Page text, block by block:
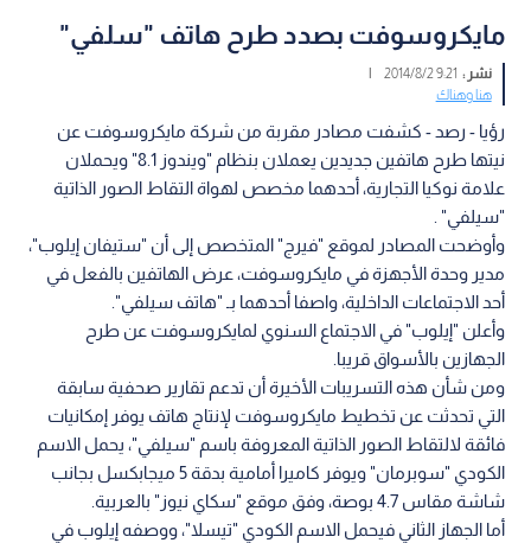
مايكروسوفت بصدد طرح هاتف "سلفي"
نشر : 9:21 2014/8/2
|
هنا وهناك
رؤيا - رصد - كشفت مصادر مقربة من شركة مايكروسوفت عن
نيتها طرح هاتفين جديدين يعملان بنظام "ويندوز 8.1" ويحملان
علامة نوكيا التجارية، أحدهما مخصص لهواة التقاط الصور الذاتية
"سيلفي" .
وأوضحت المصادر لموقع "فيرج" المتخصص إلى أن "ستيفان إيلوب"،
مدير وحدة الأجهزة في مايكروسوفت، عرض الهاتفين بالفعل في
أحد الاجتماعات الداخلية، واصفا أحدهما بـ "هاتف سيلفي".
وأعلن "إيلوب" في الاجتماع السنوي لمايكروسوفت عن طرح
الجهازين بالأسواق قريبا.
ومن شأن هذه التسريبات الأخيرة أن تدعم تقارير صحفية سابقة
التي تحدثت عن تخطيط مايكروسوفت لإنتاج هاتف يوفر إمكانيات
فائقة لالتقاط الصور الذاتية المعروفة باسم "سيلفي"، يحمل الاسم
الكودي "سوبرمان" ويوفر كاميرا أمامية بدقة 5 ميجابكسل بجانب
شاشة مقاس 4.7 بوصة، وفق موقع "سكاي نيوز" بالعربية.
أما الجهاز الثاني فيحمل الاسم الكودي "تيسلا"، ووصفه إيلوب في